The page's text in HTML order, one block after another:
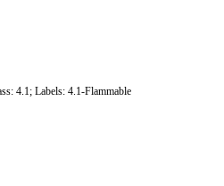
4.1; Labels: 4.1-Flammable